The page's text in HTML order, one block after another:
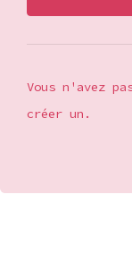
Vous n'avez
créer un.